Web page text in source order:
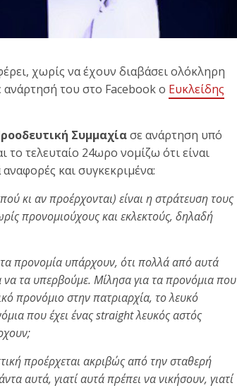
χωρίς να έχουν διαβάσει ολόκληρη
ανάρτησή του στο Facebook ο Ευκλείδης
Συμμαχίασε ανάρτηση υπό
το τελευταίο 24ωρο νομίζω ότι είναι
και συγκεκριμένα:
κι αν προέρχονται) είναι η στράτευση τους
προνομιούχους και εκλεκτούς, δηλαδή
προνομία υπάρχουν, ότι πολλά από αυτά
να τα υπερβούμε. Μίλησα για τα προνόμια που
προνόμιο στην πατριαρχία, το λευκό
που έχει ένας straight λευκός αστός
προέρχεται ακριβώς από την σταθερή
αυτά, γιατί αυτά πρέπει να νικήσουν, γιατί